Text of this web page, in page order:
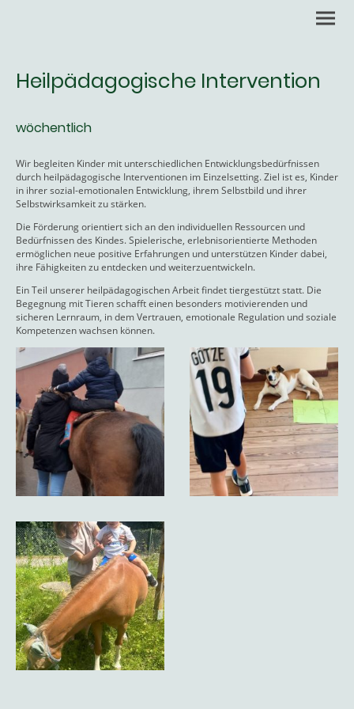
Heilpädagogische Intervention
wöchentlich
Wir begleiten Kinder mit unterschiedlichen Entwicklungsbedürfnissen
durch heilpädagogische Interventionen im Einzelsetting. Ziel ist es, Kinder
in ihrer sozial-emotionalen Entwicklung, ihrem Selbstbild und ihrer
Selbstwirksamkeit zu stärken.
Die Förderung orientiert sich an den individuellen Ressourcen und
Bedürfnissen des Kindes. Spielerische, erlebnisorientierte Methoden
ermöglichen neue positive Erfahrungen und unterstützen Kinder dabei,
ihre Fähigkeiten zu entdecken und weiterzuentwickeln.
Ein Teil unserer heilpädagogischen Arbeit findet tiergestützt statt. Die
Begegnung mit Tieren schafft einen besonders motivierenden und
sicheren Lernraum, in dem Vertrauen, emotionale Regulation und soziale
Kompetenzen wachsen können.